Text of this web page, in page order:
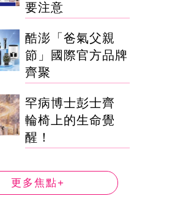
要注意
酷澎「爸氣父親
節」國際官方品牌
齊聚
罕病博士彭士齊
輪椅上的生命覺
醒！
更多焦點+